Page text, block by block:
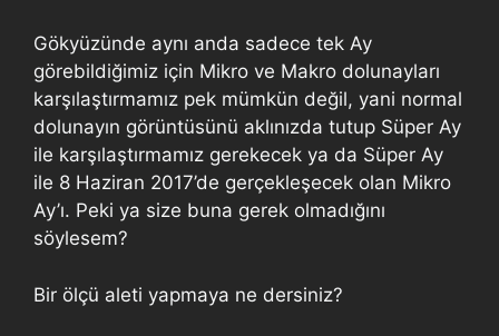
Gökyüzünde aynı anda sadece tek Ay
görebildiğimiz için Mikro ve Makro dolunayları
karşılaştırmamız pek mümkün değil, yani normal
dolunayın görüntüsünü aklınızda tutup Süper Ay
ile karşılaştırmamız gerekecek ya da Süper Ay
ile 8 Haziran 2017’de gerçekleşecek olan Mikro
Ay’ı. Peki ya size buna gerek olmadığını
söylesem?
Bir ölçü aleti yapmaya ne dersiniz?